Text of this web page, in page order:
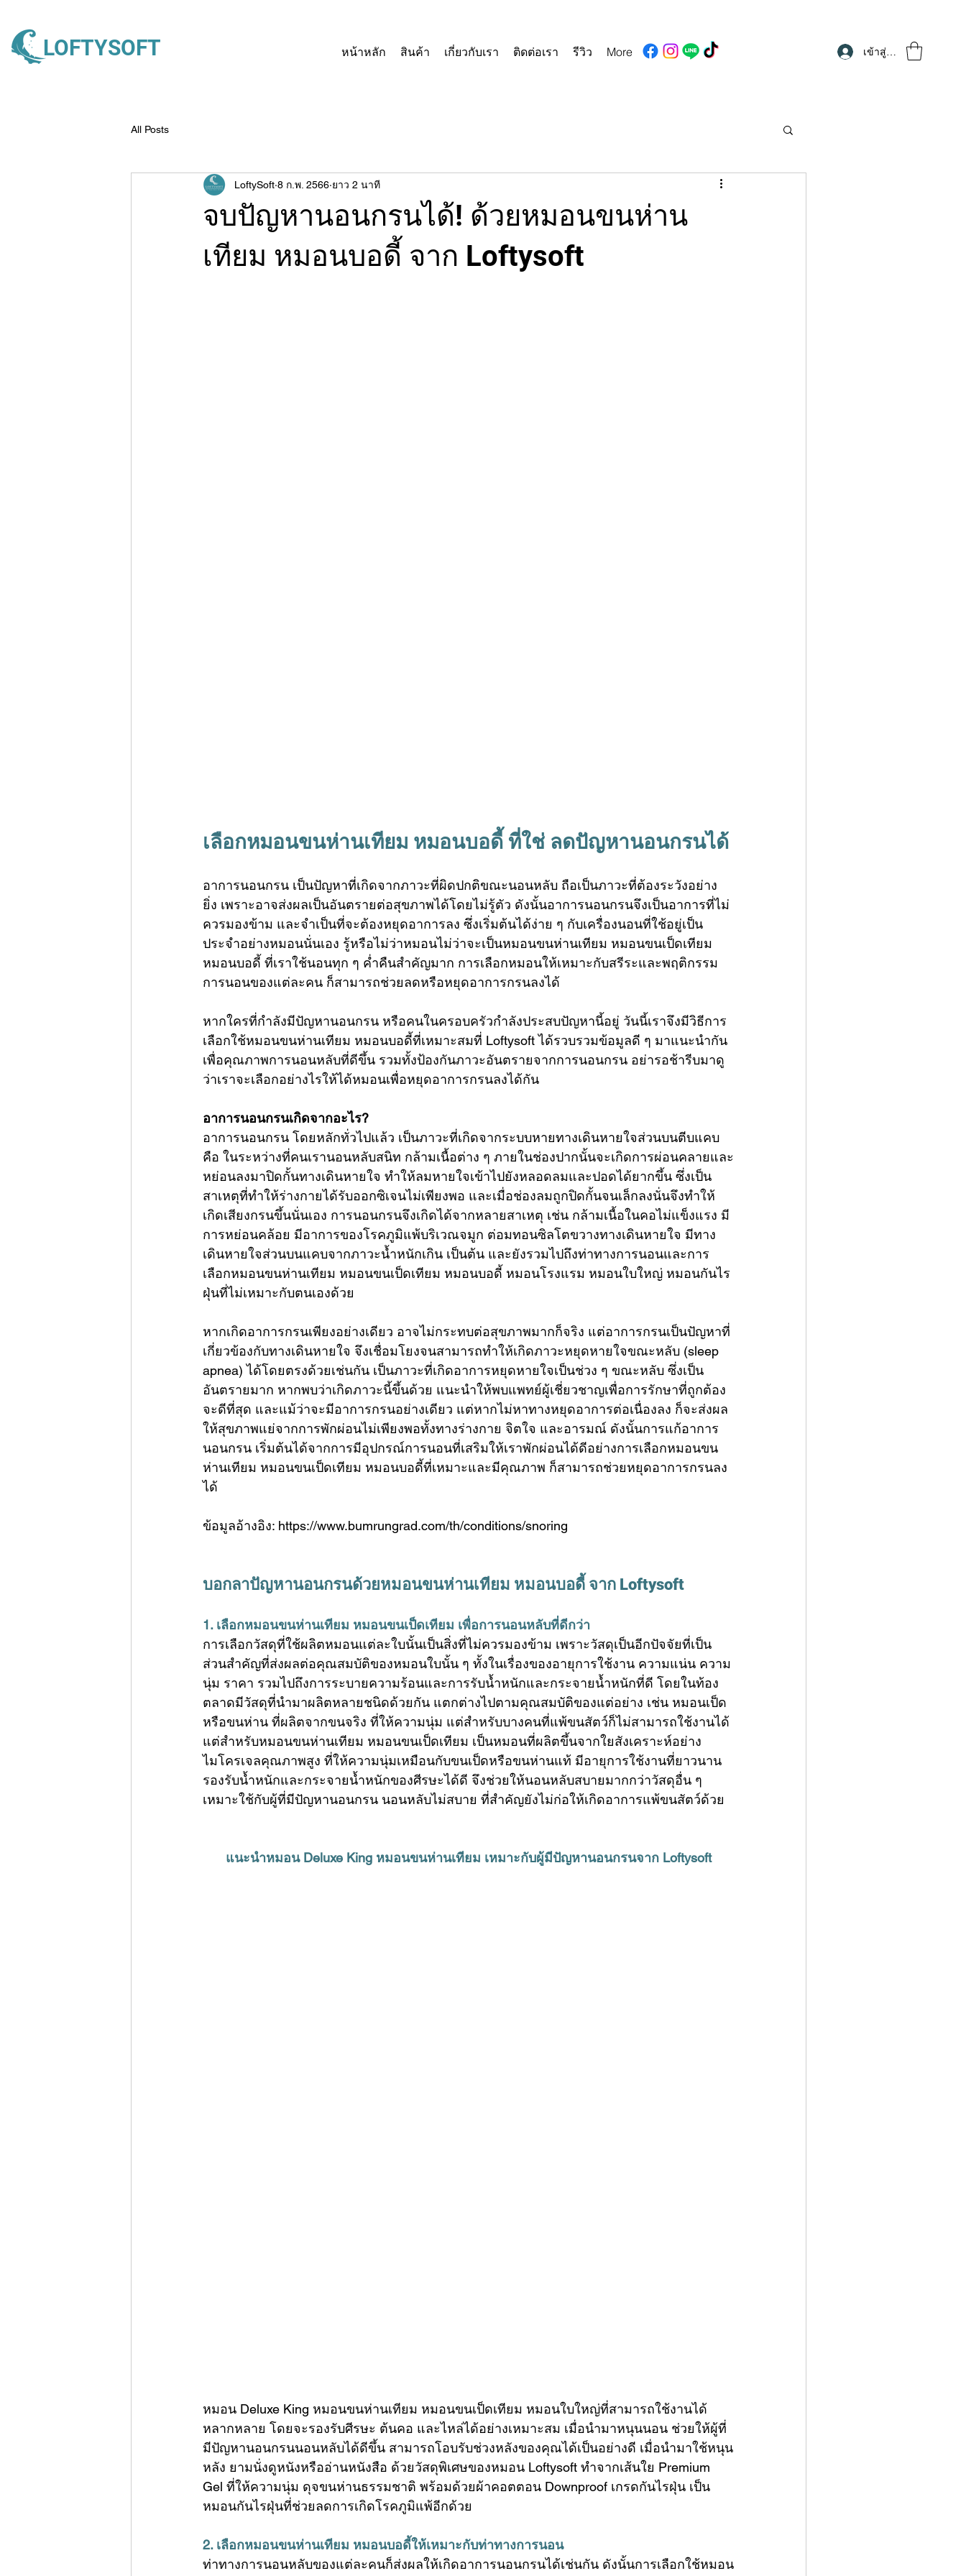
LOFTYSOFT หน้าหลัก สินค้า เกี่ยวกับเรา ติดต่อเรา รีวิว More เข้าสู่ระบบ
All Posts
จบปัญหานอนกรนได้! ด้วยหมอนขนห่าน
เทียม หมอนบอดี้ จาก Loftysoft
LoftySoft 8 ก.พ. 2566 ยาว 2 นาที
เลือกหมอนขนห่านเทียม หมอนบอดี้ ที่ใช่ ลดปัญหานอนกรนได้
อาการนอนกรน เป็นปัญหาที่เกิดจากภาวะที่ผิดปกติขณะนอนหลับ ถือเป็นภาวะที่ต้องระวังอย่าง
ยิ่ง เพราะอาจส่งผลเป็นอันตรายต่อสุขภาพได้โดยไม่รู้ตัว ดังนั้นอาการนอนกรนจึงเป็นอาการที่ไม่
ควรมองข้าม และจำเป็นที่จะต้องหยุดอาการลง ซึ่งเริ่มต้นได้ง่าย ๆ กับเครื่องนอนที่ใช้อยู่เป็น
ประจำอย่างหมอนนั่นเอง รู้หรือไม่ว่าหมอนไม่ว่าจะเป็นหมอนขนห่านเทียม หมอนขนเป็ดเทียม
หมอนบอดี้ ที่เราใช้นอนทุก ๆ ค่ำคืนสำคัญมาก การเลือกหมอนให้เหมาะกับสรีระและพฤติกรรม
การนอนของแต่ละคน ก็สามารถช่วยลดหรือหยุดอาการกรนลงได้
หากใครที่กำลังมีปัญหานอนกรน หรือคนในครอบครัวกำลังประสบปัญหานี้อยู่ วันนี้เราจึงมีวิธีการ
เลือกใช้หมอนขนห่านเทียม หมอนบอดี้ที่เหมาะสมที่ Loftysoft ได้รวบรวมข้อมูลดี ๆ มาแนะนำกัน
เพื่อคุณภาพการนอนหลับที่ดีขึ้น รวมทั้งป้องกันภาวะอันตรายจากการนอนกรน อย่ารอช้ารีบมาดู
ว่าเราจะเลือกอย่างไรให้ได้หมอนเพื่อหยุดอาการกรนลงได้กัน
อาการนอนกรนเกิดจากอะไร?
อาการนอนกรน โดยหลักทั่วไปแล้ว เป็นภาวะที่เกิดจากระบบหายทางเดินหายใจส่วนบนตีบแคบ
คือ ในระหว่างที่คนเรานอนหลับสนิท กล้ามเนื้อต่าง ๆ ภายในช่องปากนั้นจะเกิดการผ่อนคลายและ
หย่อนลงมาปิดกั้นทางเดินหายใจ ทำให้ลมหายใจเข้าไปยังหลอดลมและปอดได้ยากขึ้น ซึ่งเป็น
สาเหตุที่ทำให้ร่างกายได้รับออกซิเจนไม่เพียงพอ และเมื่อช่องลมถูกปิดกั้นจนเล็กลงนั่นจึงทำให้
เกิดเสียงกรนขึ้นนั่นเอง การนอนกรนจึงเกิดได้จากหลายสาเหตุ เช่น กล้ามเนื้อในคอไม่แข็งแรง มี
การหย่อนคล้อย มีอาการของโรคภูมิแพ้บริเวณจมูก ต่อมทอนซิลโตขวางทางเดินหายใจ มีทาง
เดินหายใจส่วนบนแคบจากภาวะน้ำหนักเกิน เป็นต้น และยังรวมไปถึงท่าทางการนอนและการ
เลือกหมอนขนห่านเทียม หมอนขนเป็ดเทียม หมอนบอดี้ หมอนโรงแรม หมอนใบใหญ่ หมอนกันไร
ฝุ่นที่ไม่เหมาะกับตนเองด้วย
หากเกิดอาการกรนเพียงอย่างเดียว อาจไม่กระทบต่อสุขภาพมากก็จริง แต่อาการกรนเป็นปัญหาที่
เกี่ยวข้องกับทางเดินหายใจ จึงเชื่อมโยงจนสามารถทำให้เกิดภาวะหยุดหายใจขณะหลับ (sleep
apnea) ได้โดยตรงด้วยเช่นกัน เป็นภาวะที่เกิดอาการหยุดหายใจเป็นช่วง ๆ ขณะหลับ ซึ่งเป็น
อันตรายมาก หากพบว่าเกิดภาวะนี้ขึ้นด้วย แนะนำให้พบแพทย์ผู้เชี่ยวชาญเพื่อการรักษาที่ถูกต้อง
จะดีที่สุด และแม้ว่าจะมีอาการกรนอย่างเดียว แต่หากไม่หาทางหยุดอาการต่อเนื่องลง ก็จะส่งผล
ให้สุขภาพแย่จากการพักผ่อนไม่เพียงพอทั้งทางร่างกาย จิตใจ และอารมณ์ ดังนั้นการแก้อาการ
นอนกรน เริ่มต้นได้จากการมีอุปกรณ์การนอนที่เสริมให้เราพักผ่อนได้ดีอย่างการเลือกหมอนขน
ห่านเทียม หมอนขนเป็ดเทียม หมอนบอดี้ที่เหมาะและมีคุณภาพ ก็สามารถช่วยหยุดอาการกรนลง
ได้
ข้อมูลอ้างอิง: https://www.bumrungrad.com/th/conditions/snoring
บอกลาปัญหานอนกรนด้วยหมอนขนห่านเทียม หมอนบอดี้ จาก Loftysoft
1. เลือกหมอนขนห่านเทียม หมอนขนเป็ดเทียม เพื่อการนอนหลับที่ดีกว่า
การเลือกวัสดุที่ใช้ผลิตหมอนแต่ละใบนั้นเป็นสิ่งที่ไม่ควรมองข้าม เพราะวัสดุเป็นอีกปัจจัยที่เป็น
ส่วนสำคัญที่ส่งผลต่อคุณสมบัติของหมอนใบนั้น ๆ ทั้งในเรื่องของอายุการใช้งาน ความแน่น ความ
นุ่ม ราคา รวมไปถึงการระบายความร้อนและการรับน้ำหนักและกระจายน้ำหนักที่ดี โดยในท้อง
ตลาดมีวัสดุที่นำมาผลิตหลายชนิดด้วยกัน แตกต่างไปตามคุณสมบัติของแต่อย่าง เช่น หมอนเป็ด
หรือขนห่าน ที่ผลิตจากขนจริง ที่ให้ความนุ่ม แต่สำหรับบางคนที่แพ้ขนสัตว์ก็ไม่สามารถใช้งานได้
แต่สำหรับหมอนขนห่านเทียม หมอนขนเป็ดเทียม เป็นหมอนที่ผลิตขึ้นจากใยสังเคราะห์อย่าง
ไมโครเจลคุณภาพสูง ที่ให้ความนุ่มเหมือนกับขนเป็ดหรือขนห่านแท้ มีอายุการใช้งานที่ยาวนาน
รองรับน้ำหนักและกระจายน้ำหนักของศีรษะได้ดี จึงช่วยให้นอนหลับสบายมากกว่าวัสดุอื่น ๆ
เหมาะใช้กับผู้ที่มีปัญหานอนกรน นอนหลับไม่สบาย ที่สำคัญยังไม่ก่อให้เกิดอาการแพ้ขนสัตว์ด้วย
แนะนำหมอน Deluxe King หมอนขนห่านเทียม เหมาะกับผู้มีปัญหานอนกรนจาก Loftysoft
หมอน Deluxe King หมอนขนห่านเทียม หมอนขนเป็ดเทียม หมอนใบใหญ่ที่สามารถใช้งานได้
หลากหลาย โดยจะรองรับศีรษะ ต้นคอ และไหล่ได้อย่างเหมาะสม เมื่อนำมาหนุนนอน ช่วยให้ผู้ที่
มีปัญหานอนกรนนอนหลับได้ดีขึ้น สามารถโอบรับช่วงหลังของคุณได้เป็นอย่างดี เมื่อนำมาใช้หนุน
หลัง ยามนั่งดูหนังหรืออ่านหนังสือ ด้วยวัสดุพิเศษของหมอน Loftysoft ทำจากเส้นใย Premium
Gel ที่ให้ความนุ่ม ดุจขนห่านธรรมชาติ พร้อมด้วยผ้าคอตตอน Downproof เกรดกันไรฝุ่น เป็น
หมอนกันไรฝุ่นที่ช่วยลดการเกิดโรคภูมิแพ้อีกด้วย
2. เลือกหมอนขนห่านเทียม หมอนบอดี้ให้เหมาะกับท่าทางการนอน
ท่าทางการนอนหลับของแต่ละคนก็ส่งผลให้เกิดอาการนอนกรนได้เช่นกัน ดังนั้นการเลือกใช้หมอน